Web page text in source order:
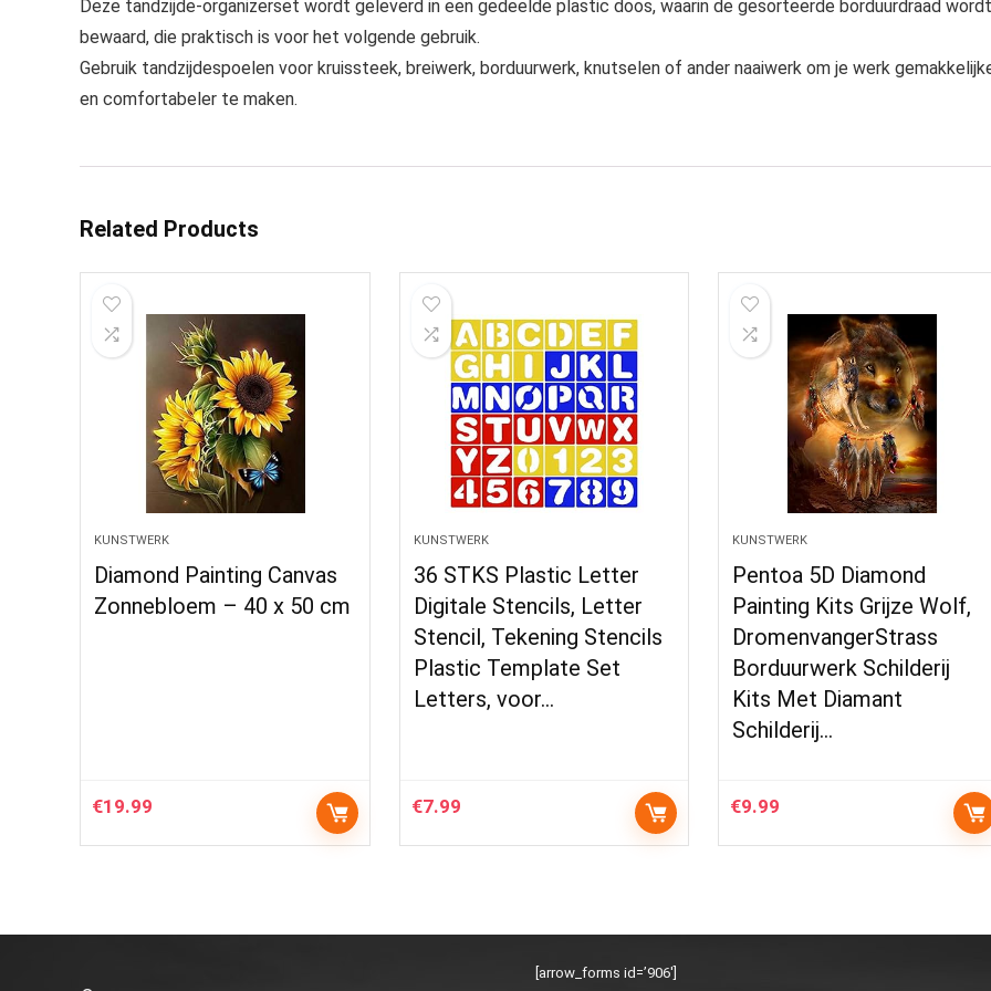
Deze tandzijde-organizerset wordt geleverd in een gedeelde plastic doos, waarin de gesorteerde borduurdraad wordt
bewaard, die praktisch is voor het volgende gebruik.
Gebruik tandzijdespoelen voor kruissteek, breiwerk, borduurwerk, knutselen of ander naaiwerk om je werk
en comfortabeler te maken.
Related Products
KUNSTWERK
Diamond Painting Canvas
Zonnebloem – 40 x 50 cm
€19.99
KUNSTWERK
36 STKS Plastic Letter
Digitale Stencils, Letter
Stencil, Tekening Stencils
Plastic Template Set
Letters, voor…
€7.99
KUNSTWERK
Pentoa 5D Diamond
Painting Kits Grijze Wolf,
DromenvangerStrass
Borduurwerk Schilderij
Kits Met Diamant
Schilderij…
€9.99
[arrow_forms id=’906′]